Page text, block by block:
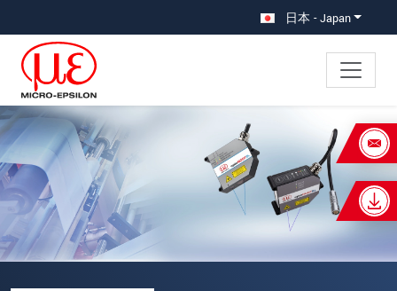
日本 - Japan
×
あなたのリクエスト 青色レーザー
（BL）センサ
*